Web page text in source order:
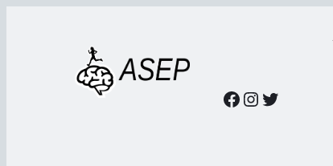
Facebook
Instagram
Twitter